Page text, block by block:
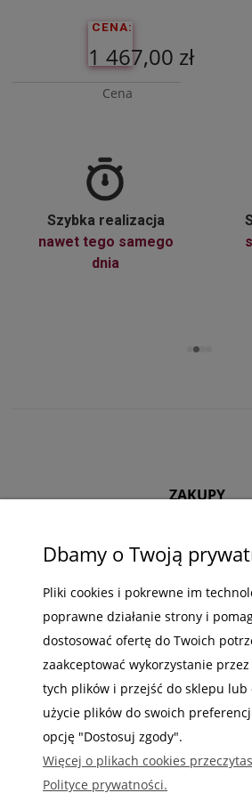
CENA:
1 467,00 zł
Cena
1 192,68 zł
Koszyka
Szybka realizacja
nawet tego samego
dnia
ZAKUPY
MOJE KONTO
INFORMACJE
Gdzie nas możesz znaleźć
Dbamy o Twoją
Pliki cookies i pokrewne im
poprawne działanie strony i
dostosować ofertę do Twoich
zaakceptować wykorzystanie
tych plików i przejść do sklepu lub
użycie plików do swoich
opcję "Dostosuj zgody".
Więcej o plikach cookies
Polityce prywatności.